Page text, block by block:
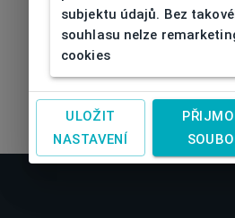
subjektu údajů. Bez
souhlasu nelze
cookies
ULOŽIT
NASTAVENÍ